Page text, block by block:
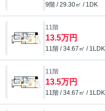
9階 / 29.30㎡ / 1DK
11階
13.5万円
11階 / 34.67㎡ / 1LDK
11階
13.5万円
11階 / 34.67㎡ / 1LDK